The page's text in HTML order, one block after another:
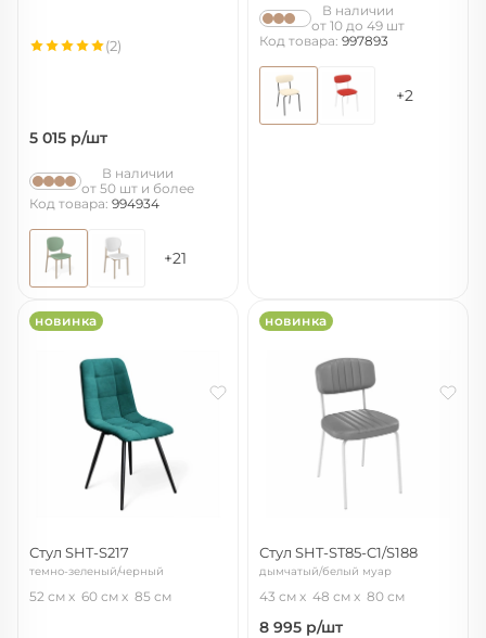
5 015 р/шт
(2)
В наличии
от 50 шт и более
Код товара: 994934
+21
В наличии
от 10 до 49 шт
Код товара: 997893
+2
новинка
Стул SHT-S217
темно-зеленый/черный
52 см 60 см 85 см
новинка
Стул SHT-ST85-C1/S188
дымчатый/белый муар
43 см 48 см 80 см
8 995 р/шт